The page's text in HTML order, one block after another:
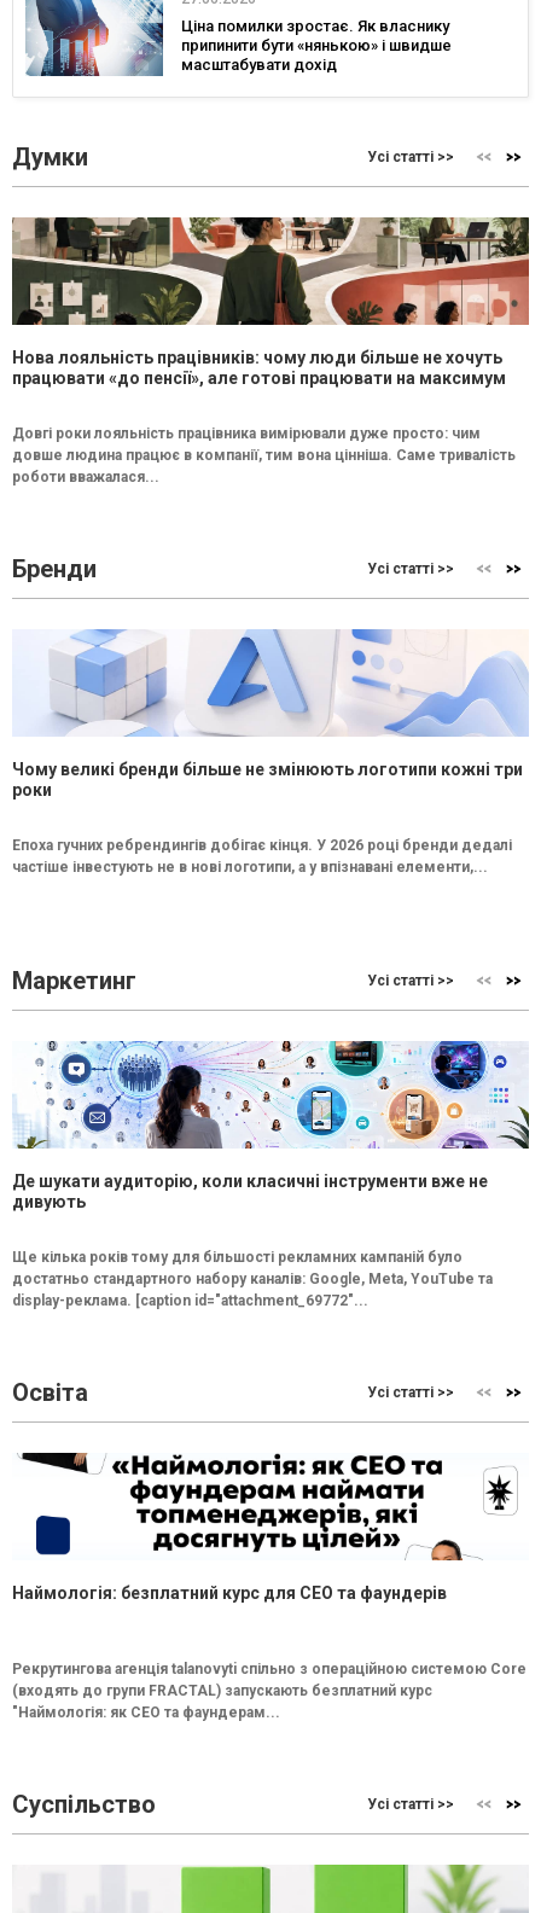
Ціна помилки зростає. Як власнику
припинити бути «нянькою» і швидше
масштабувати дохід
Думки Усі статті >>
Нова лояльність працівників: чому люди більше не хочуть
працювати «до пенсії», але готові працювати на максимум
Довгі роки лояльність працівника вимірювали дуже просто: чим
довше людина працює в компанії, тим вона цінніша. Саме тривалість
роботи вважалася...
Бренди Усі статті >>
Чому великі бренди більше не змінюють логотипи кожні три
роки
Епоха гучних ребрендингів добігає кінця. У 2026 році бренди дедалі
частіше інвестують не в нові логотипи, а у впізнавані елементи,...
Маркетинг Усі статті >>
Де шукати аудиторію, коли класичні інструменти вже не
дивують
Ще кілька років тому для більшості рекламних кампаній було
достатньо стандартного набору каналів: Google, Meta, YouTube та
display-реклама. [caption id="attachment_69772"...
Освіта Усі статті >>
Наймологія: безплатний курс для CEO та фаундерів
Рекрутингова агенція talanovyti спільно з операційною системою Core
(входять до групи FRACTAL) запускають безплатний курс
"Наймологія: як СEO та фаундерам...
Суспільство Усі статті >>